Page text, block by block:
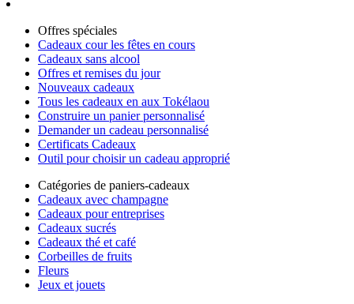
Offres spéciales
Cadeaux cour les fêtes en cours
Cadeaux sans alcool
Offres et remises du jour
Nouveaux cadeaux
Tous les cadeaux en aux Tokélaou
Construire un panier personnalisé
Demander un cadeau personnalisé
Certificats Cadeaux
Outil pour choisir un cadeau approprié
Catégories de paniers-cadeaux
Cadeaux avec champagne
Cadeaux pour entreprises
Cadeaux sucrés
Cadeaux thé et café
Corbeilles de fruits
Fleurs
Jeux et jouets